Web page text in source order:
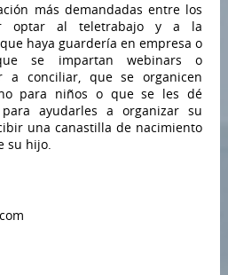
más demandadas entre los
optar al teletrabajo y a la
haya guardería en empresa o
se impartan webinars o
a conciliar, que se organicen
para niños o que se les dé
ayudarles a organizar su
una canastilla de nacimiento
su hijo.